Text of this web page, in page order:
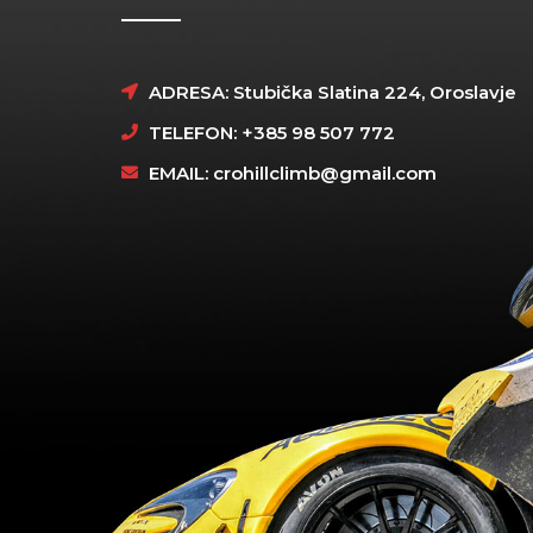
ADRESA: Stubička Slatina 224, Oroslavje
TELEFON: +385 98 507 772
EMAIL: crohillclimb@gmail.com